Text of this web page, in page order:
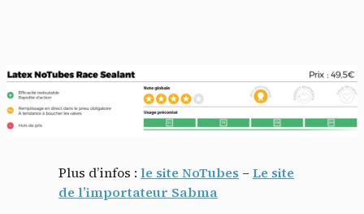
Plus d’infos : le site NoTubes – Le site
de l’importateur Sabma